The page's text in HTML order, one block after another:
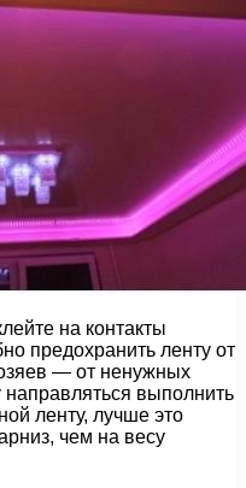
на контакты
предохранить ленту от
— от ненужных
выполнить
ленту, лучше это
чем на весу